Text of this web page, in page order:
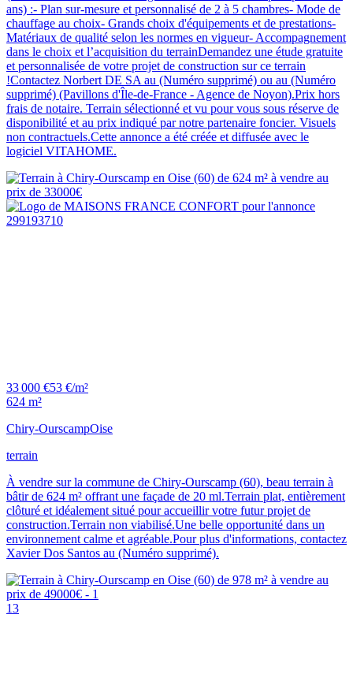
ans) :- Plan sur-mesure et personnalisé de 2 à 5 chambres- Mode de
chauffage au choix- Grands choix d'équipements et de prestations-
Matériaux de qualité selon les normes en vigueur- Accompagnement
dans le choix et l’acquisition du terrainDemandez une étude gratuite
et personnalisée de votre projet de construction sur ce terrain
!Contactez Norbert DE SA au (Numéro supprimé) ou au (Numéro
supprimé) (Pavillons d'Île-de-France - Agence de Noyon).Prix hors
frais de notaire. Terrain sélectionné et vu pour vous sous réserve de
disponibilité et au prix indiqué par notre partenaire foncier. Visuels
non contractuels.Cette annonce a été créée et diffusée avec le
logiciel VITAHOME.
33 000 €53 €/m²
624 m²
Chiry-OurscampOise
terrain
À vendre sur la commune de Chiry-Ourscamp (60), beau terrain à
bâtir de 624 m² offrant une façade de 20 ml.Terrain plat, entièrement
clôturé et idéalement situé pour accueillir votre futur projet de
construction.Terrain non viabilisé.Une belle opportunité dans un
environnement calme et agréable.Pour plus d'informations, contactez
Xavier Dos Santos au (Numéro supprimé).
13